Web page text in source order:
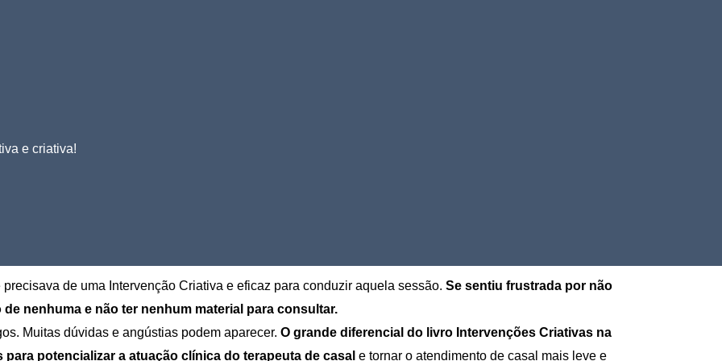
e criativa!
de uma Intervenção Criativa e eficaz para conduzir aquela sessão. Se sentiu frustrada por não
de nenhuma e não ter nenhum material para consultar.
Muitas dúvidas e angústias podem aparecer. O grande diferencial do livro Intervenções Criativas na
potencializar a atuação clínica do terapeuta de casal e tornar o atendimento de casal mais leve e